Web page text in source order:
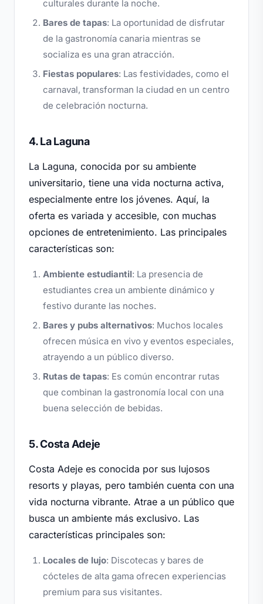
culturales durante la noche.
Bares de tapas: La oportunidad de disfrutar
de la gastronomía canaria mientras se
socializa es una gran atracción.
Fiestas populares: Las festividades, como el
carnaval, transforman la ciudad en un centro
de celebración nocturna.
4. La Laguna
La Laguna, conocida por su ambiente
universitario, tiene una vida nocturna activa,
especialmente entre los jóvenes. Aquí, la
oferta es variada y accesible, con muchas
opciones de entretenimiento. Las principales
características son:
Ambiente estudiantil: La presencia de
estudiantes crea un ambiente dinámico y
festivo durante las noches.
Bares y pubs alternativos: Muchos locales
ofrecen música en vivo y eventos especiales,
atrayendo a un público diverso.
Rutas de tapas: Es común encontrar rutas
que combinan la gastronomía local con una
buena selección de bebidas.
5. Costa Adeje
Costa Adeje es conocida por sus lujosos
resorts y playas, pero también cuenta con una
vida nocturna vibrante. Atrae a un público que
busca un ambiente más exclusivo. Las
características principales son:
Locales de lujo: Discotecas y bares de
cócteles de alta gama ofrecen experiencias
premium para sus visitantes.